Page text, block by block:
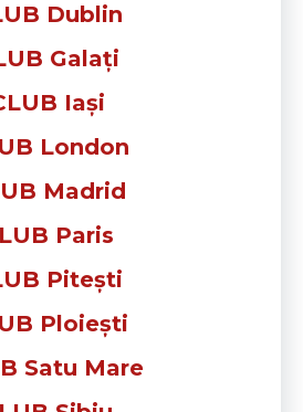
Dublin
Galați
Iași
London
Madrid
Paris
Pitești
Ploiești
Satu Mare